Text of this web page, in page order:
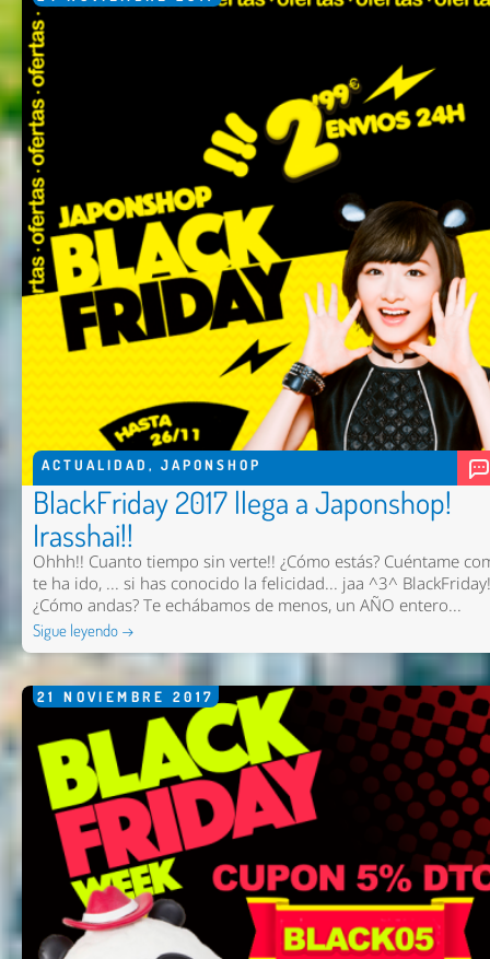
ACTUALIDAD , JAPONSHOP
BlackFriday 2017 llega a Japonshop!
Irasshai!!
Ohhh!! Cuanto tiempo sin verte!! ¿Cómo estás? Cuéntame
te ha ido, ... si has conocido la felicidad... jaa ^3^
¿Cómo andas? Te echábamos de menos, un AÑO entero...
Sigue leyendo →
21 NOVIEMBRE 2017